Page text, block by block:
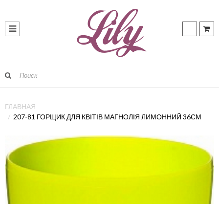
ГЛАВНАЯ
207-81 ГОРЩИК ДЛЯ КВІТІВ МАГНОЛІЯ ЛИМОННИЙ 36СМ